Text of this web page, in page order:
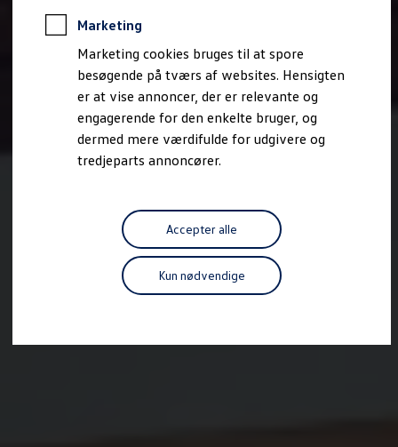
Marketing
Marketing cookies bruges til at spore
besøgende på tværs af websites. Hensigten
er at vise annoncer, der er relevante og
engagerende for den enkelte bruger, og
dermed mere værdifulde for udgivere og
tredjeparts annoncører.
Accepter alle
Kun nødvendige
Servicefordele
Digitale ekstrafunktioner
Se tjenesterne til din model
Volkswagen-apps, login og shop
Forbind mobiltelefonen med bilen
Opdateringer til software, kort og radio
Fleet Interface Data
MinVolkswagen
Digital instruktionsbog
Tilbehør
Fordele ved at vælge autoriseret værksted til din
Om Volkswagen
Nyheder
Tilmeld nyhedsbrev
Pressemeddelser
Kalenderbillede